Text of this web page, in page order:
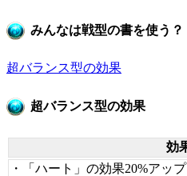
みんなは戦型の書を使う？
超バランス型の効果
超バランス型の効果
効
・「ハート」の効果20%アップ